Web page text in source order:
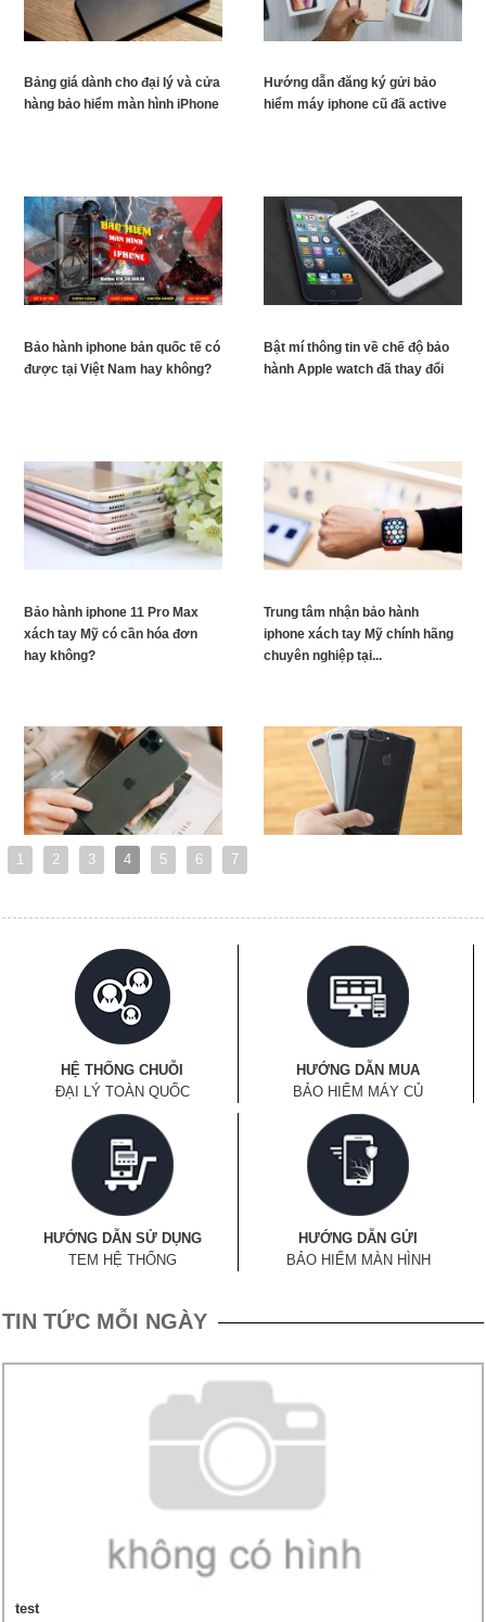
Bảng giá dành cho đại lý và cửa
hàng bảo hiểm màn hình iPhone
Hướng dẫn đăng ký gửi bảo
hiểm máy iphone cũ đã active
Bảo hành iphone bản quốc tế có
được tại Việt Nam hay không?
Bật mí thông tin về chế độ bảo
hành Apple watch đã thay đổi
Bảo hành iphone 11 Pro Max
xách tay Mỹ có cần hóa đơn
hay không?
Trung tâm nhận bảo hành
iphone xách tay Mỹ chính hãng
chuyên nghiệp tại...
1 2 3 4 5 6 7
HỆ THỐNG CHUỖI
ĐẠI LÝ TOÀN QUỐC
HƯỚNG DẪN MUA
BẢO HIỂM MÁY CỦ
HƯỚNG DẪN SỬ DỤNG
TEM HỆ THỐNG
HƯỚNG DẪN GỬI
BẢO HIỂM MÀN HÌNH
TIN TỨC MỖI NGÀY
test